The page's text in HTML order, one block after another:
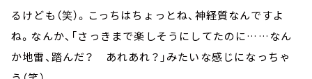
るけども（笑）。こっちはちょっとね、神経質なんですよ
ね。なんか、「さっきまで楽しそうにしてたのに……なん
か地雷、踏んだ？ あれあれ？」みたいな感じになっちゃ